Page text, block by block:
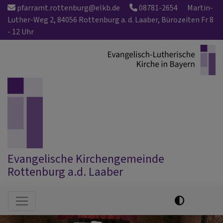
Direkt
zum
Inhalt
pfarramt.rottenburg@elkb.de 08781-2654
Martin-
Luther-Weg 2, 84056 Rottenburg a. d. Laaber, Bürozeiten Fr 8
- 12 Uhr
Evangelische Kirchengemeinde
Rottenburg a.d. Laaber
Hauptnavigation